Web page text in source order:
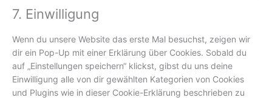
sonstiges
7. Einwilligung
Wenn du unsere Website das erste Mal besuchst, zeigen wir
dir ein Pop-Up mit einer Erklärung über Cookies. Sobald du
auf „Einstellungen speichern“ klickst, gibst du uns deine
Einwilligung alle von dir gewählten Kategorien von Cookies
und Plugins wie in dieser Cookie-Erklärung beschrieben zu